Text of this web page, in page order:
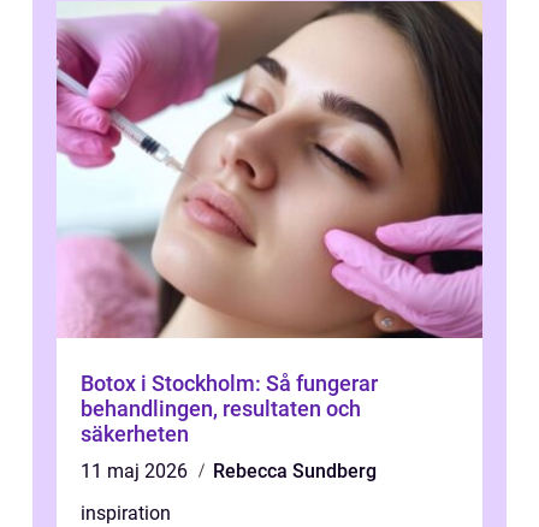
Botox i Stockholm: Så fungerar
behandlingen, resultaten och
säkerheten
11 maj 2026
Rebecca Sundberg
inspiration